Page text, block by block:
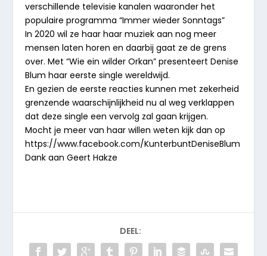
verschillende televisie kanalen waaronder het
populaire programma “Immer wieder Sonntags”
In 2020 wil ze haar haar muziek aan nog meer
mensen laten horen en daarbij gaat ze de grens
over. Met “Wie ein wilder Orkan” presenteert Denise
Blum haar eerste single wereldwijd.
En gezien de eerste reacties kunnen met zekerheid
grenzende waarschijnlijkheid nu al weg verklappen
dat deze single een vervolg zal gaan krijgen.
Mocht je meer van haar willen weten kijk dan op
https://www.facebook.com/KunterbuntDeniseBlum
Dank aan Geert Hakze
DEEL: